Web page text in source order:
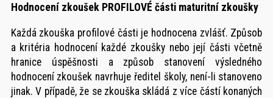
Hodnocení zkoušek PROFILOVÉ části maturitní zkoušky
Každá zkouška profilové části je hodnocena zvlášť. Způsob
a kritéria hodnocení každé zkoušky nebo její části včetně
hranice úspěšnosti a způsob stanovení výsledného
hodnocení zkoušek navrhuje ředitel školy, není-li stanoveno
jinak. V případě, že se zkouška skládá z více částí konaných